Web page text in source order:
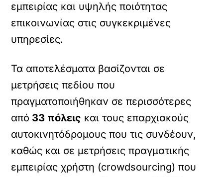
εμπειρίας και υψηλής ποιότητας
επικοινωνίας στις συγκεκριμένες
υπηρεσίες.
Τα αποτελέσματα βασίζονται σε
μετρήσεις πεδίου που
πραγματοποιήθηκαν σε περισσότερες
από 33 πόλεις και τους επαρχιακούς
αυτοκινητόδρομους που τις συνδέουν,
καθώς και σε μετρήσεις πραγματικής
εμπειρίας χρήστη (crowdsourcing) που